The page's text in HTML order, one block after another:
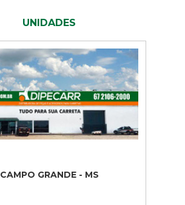
UNIDADES
CAMPO GRANDE - MS